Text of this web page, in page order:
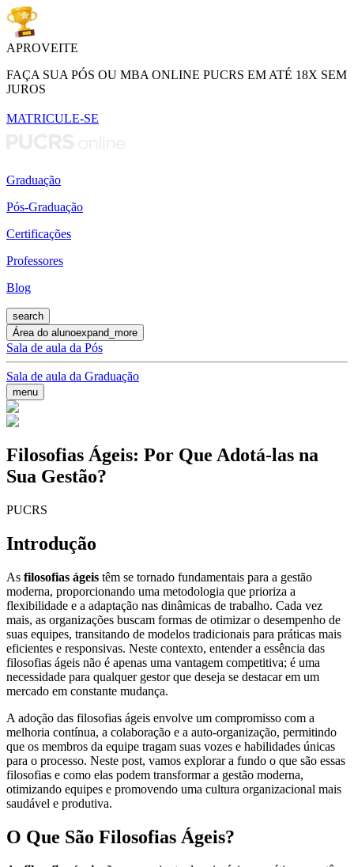
APROVEITE
FAÇA SUA PÓS OU MBA ONLINE PUCRS EM ATÉ 18X SEM
JUROS
MATRICULE-SE
Graduação
Pós-Graduação
Certificações
Professores
Blog
search
Área do alunoexpand_more
Sala de aula da Pós
Sala de aula da Graduação
menu
Filosofias Ágeis: Por Que Adotá-las na
Sua Gestão?
PUCRS
Introdução
As filosofias ágeis têm se tornado fundamentais para a gestão
moderna, proporcionando uma metodologia que prioriza a
flexibilidade e a adaptação nas dinâmicas de trabalho. Cada vez
mais, as organizações buscam formas de otimizar o desempenho de
suas equipes, transitando de modelos tradicionais para práticas mais
eficientes e responsivas. Neste contexto, entender a essência das
filosofias ágeis não é apenas uma vantagem competitiva; é uma
necessidade para qualquer gestor que deseja se destacar em um
mercado em constante mudança.
A adoção das filosofias ágeis envolve um compromisso com a
melhoria contínua, a colaboração e a auto-organização, permitindo
que os membros da equipe tragam suas vozes e habilidades únicas
para o processo. Neste post, vamos explorar a fundo o que são essas
filosofias e como elas podem transformar a gestão moderna,
otimizando equipes e promovendo uma cultura organizacional mais
saudável e produtiva.
O Que São Filosofias Ágeis?